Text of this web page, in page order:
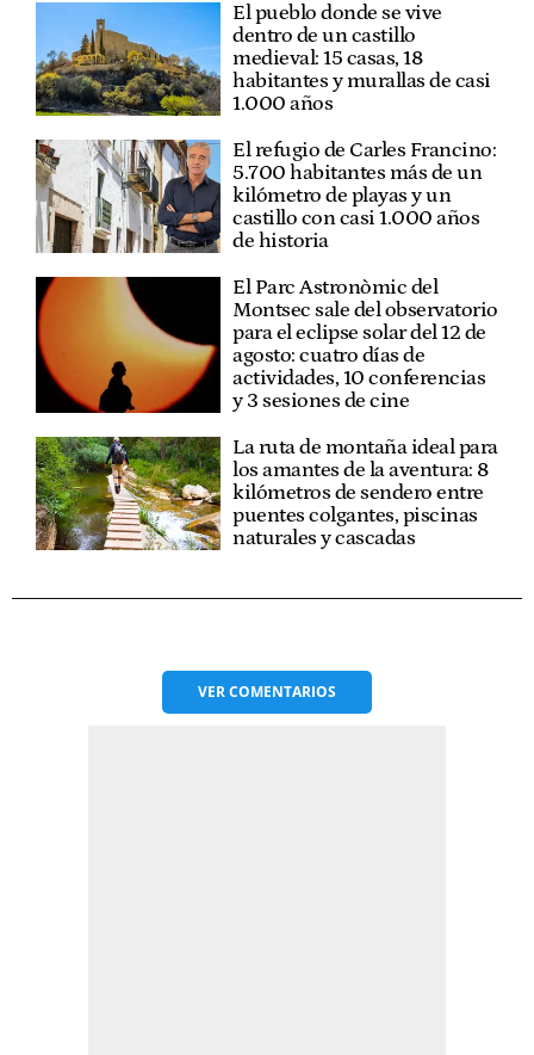
El pueblo donde se vive
dentro de un castillo
medieval: 15 casas, 18
habitantes y murallas de casi
1.000 años
El refugio de Carles Francino:
5.700 habitantes más de un
kilómetro de playas y un
castillo con casi 1.000 años
de historia
El Parc Astronòmic del
Montsec sale del observatorio
para el eclipse solar del 12 de
agosto: cuatro días de
actividades, 10 conferencias
y 3 sesiones de cine
La ruta de montaña ideal para
los amantes de la aventura: 8
kilómetros de sendero entre
puentes colgantes, piscinas
naturales y cascadas
VERCOMENTARIOS